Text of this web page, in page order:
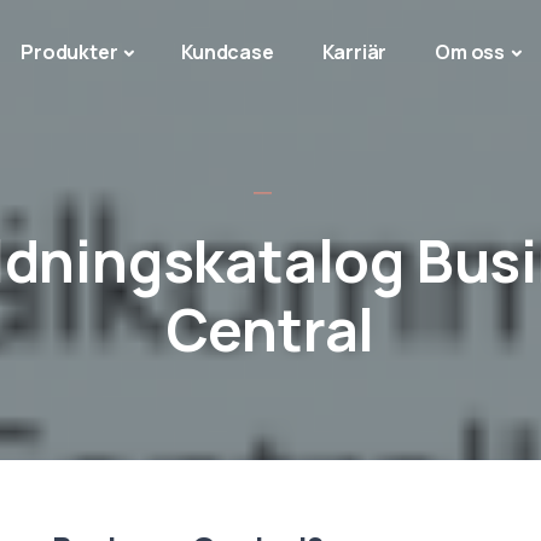
Produkter Kundcase Karriär Om oss
Central